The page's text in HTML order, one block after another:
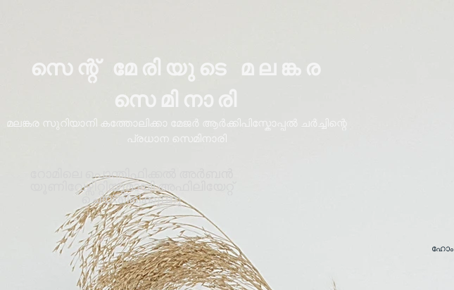
സെന്റ് മേരിയുടെ മലങ്കര
സെമിനാരി
മലങ്കര സുറിയാനി കത്തോലിക്കാ മേജർ ആർക്കിപിസ്കോപ്പൽ ചർച്ചിന്റെ
പ്രധാന സെമിനാരി
റോമിലെ പൊന്തിഫിക്കൽ അർബൻ
യൂണിവേഴ്സിറ്റിയുമായി അഫിലിയേറ്റ്
ചെയ്തിരിക്കുന്നു
ഹോം